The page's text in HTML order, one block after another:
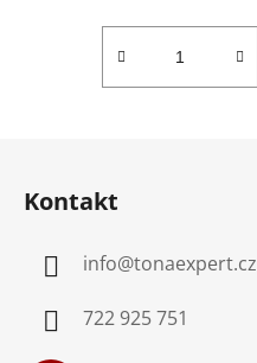
Kontakt
info@tonaexpert.cz
722 925 751